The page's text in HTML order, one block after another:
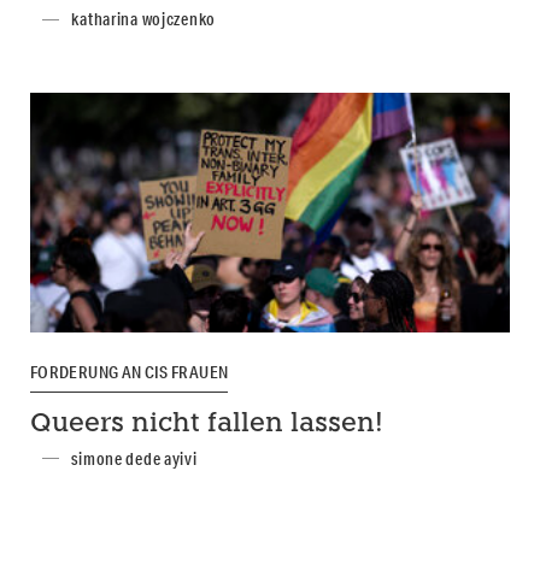
katharina wojczenko
FORDERUNG AN CIS FRAUEN
Queers nicht fallen lassen!
simone dede ayivi